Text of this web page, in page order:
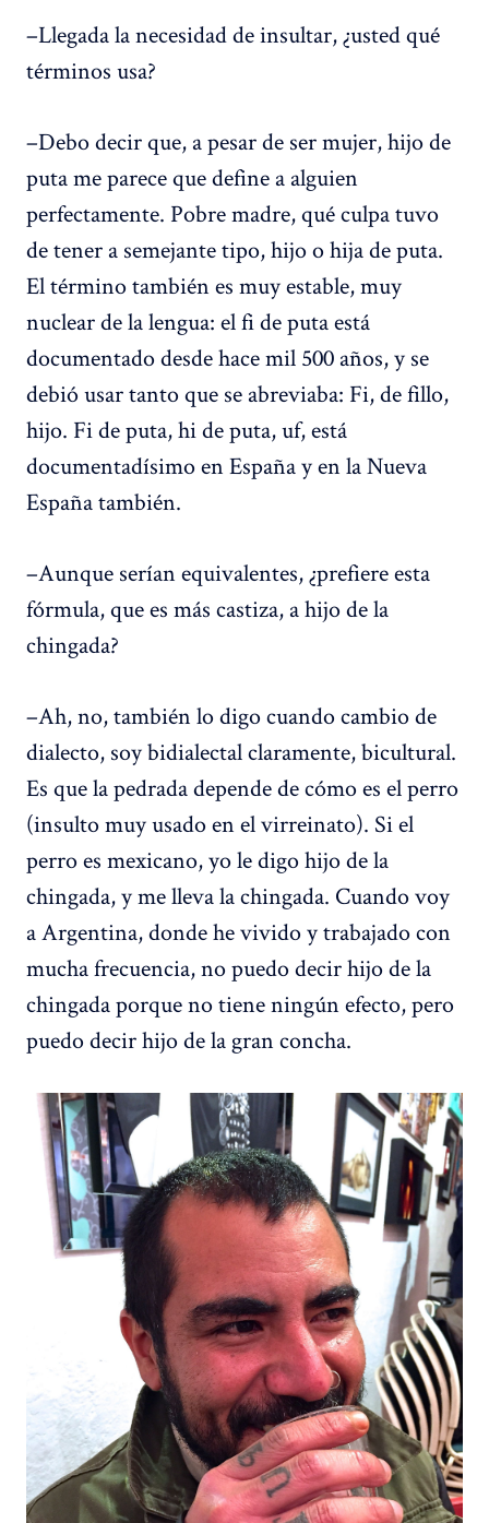
–Llegada la necesidad de insultar, ¿usted qué
términos usa?
–Debo decir que, a pesar de ser mujer, hijo de
puta me parece que define a alguien
perfectamente. Pobre madre, qué culpa tuvo
de tener a semejante tipo, hijo o hija de puta.
El término también es muy estable, muy
nuclear de la lengua: el fi de puta está
documentado desde hace mil 500 años, y se
debió usar tanto que se abreviaba: Fi, de fillo,
hijo. Fi de puta, hi de puta, uf, está
documentadísimo en España y en la Nueva
España también.
–Aunque serían equivalentes, ¿prefiere esta
fórmula, que es más castiza, a hijo de la
chingada?
–Ah, no, también lo digo cuando cambio de
dialecto, soy bidialectal claramente, bicultural.
Es que la pedrada depende de cómo es el perro
(insulto muy usado en el virreinato). Si el
perro es mexicano, yo le digo hijo de la
chingada, y me lleva la chingada. Cuando voy
a Argentina, donde he vivido y trabajado con
mucha frecuencia, no puedo decir hijo de la
chingada porque no tiene ningún efecto, pero
puedo decir hijo de la gran concha.